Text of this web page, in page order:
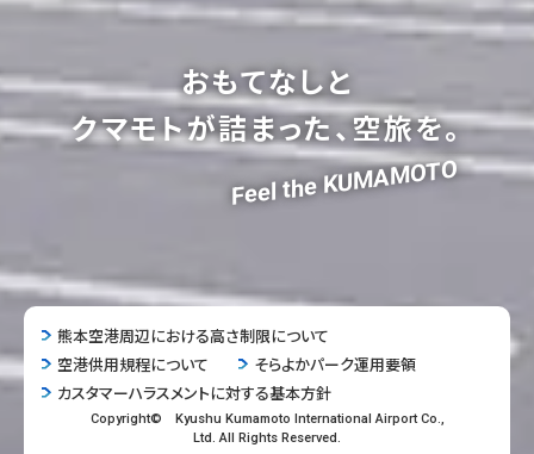
おもてなしと
クマモトが詰まった、空旅を。
Feel the KUMAMOTO
熊本空港周辺における高さ制限について
空港供用規程について
そらよかパーク運用要領
カスタマーハラスメントに対する基本方針
Copyright© Kyushu Kumamoto International Airport Co.,
Ltd. All Rights Reserved.